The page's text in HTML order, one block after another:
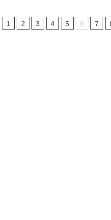
1 2 3 4 5 6 7